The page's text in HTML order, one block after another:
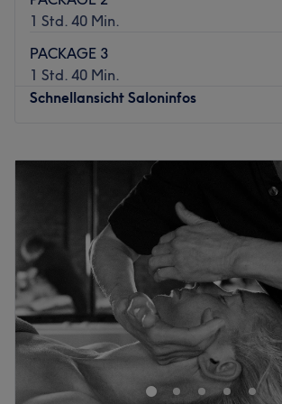
1 Std. 40 Min.
PACKAGE 3
1 Std. 40 Min.
Schnellansicht Saloninfos
Donnerstag
Freitag
Samstag
Sonntag
BEAUTYSPA BERLIN – Erholung,
Deine Auszeit mitten in Berlin-Mitte
Willkommen bei
BEAUTYSPA BERLIN ,
feinen DaySpa in Berlin-Mitte, das dir